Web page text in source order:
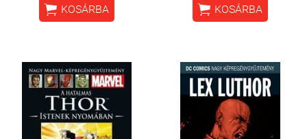
 KOSÁRBA  KOSÁRBA